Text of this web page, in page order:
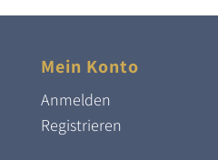
Mein Konto
Anmelden
Registrieren